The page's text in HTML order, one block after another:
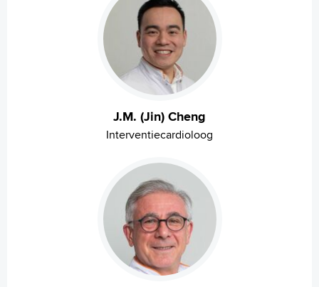
Homepage
Praktische informatie
Specialismen
Werken en leren
Medewerkers
Contact
Verwijzers
Wetenschappelijk onderzoek
J.M. (Jin) Cheng
Interventiecardioloog